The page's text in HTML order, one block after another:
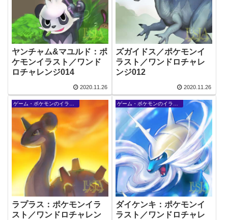
ヤンチャム&マユルド：ポ
ケモンイラスト／ワンド
ロチャレンジ014
2020.11.26
ズガイドス／ポケモンイ
ラスト／ワンドロチャレ
ンジ012
2020.11.26
ラプラス：ポケモンイラ
スト／ワンドロチャレン
ダイケンキ：ポケモンイ
ラスト／ワンドロチャレ